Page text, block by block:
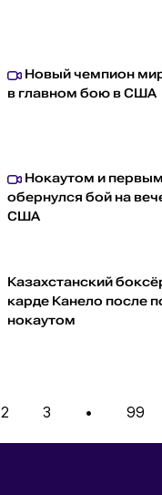
Новый чемпион
в главном бою в США
Нокаутом и
обернулся бой на
США
Казахстанский
карде Канело после
нокаутом
2 3 • 99